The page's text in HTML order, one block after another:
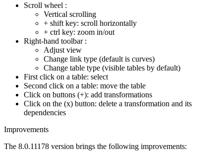
Scroll wheel :
Vertical scrolling
+ shift key: scroll horizontally
+ ctrl key: zoom in/out
Right-hand toolbar :
Adjust view
Change link type (default is curves)
Change table type (visible tables by default)
First click on a table: select
Second click on a table: move the table
Click on buttons (+): add transformations
Click on the (x) button: delete a transformation and its
dependencies
Improvements
The 8.0.11178 version brings the following improvements: